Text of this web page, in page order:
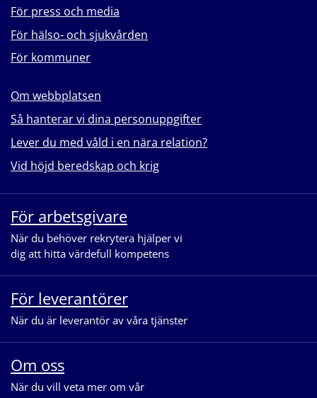
För press och media
För hälso- och sjukvården
För kommuner
Om webbplatsen
Så hanterar vi dina personuppgifter
Lever du med våld i en nära relation?
Vid höjd beredskap och krig
För arbetsgivare
När du behöver rekrytera hjälper vi
dig att hitta värdefull kompetens
För leverantörer
När du är leverantör av våra tjänster
Om oss
När du vill veta mer om vår